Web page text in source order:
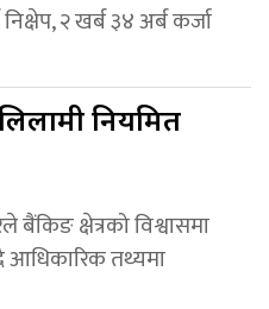
२ खर्ब ३४ अर्ब कर्जा
नियमित
बैंकिङ क्षेत्रको विश्वासमा
आधिकारिक तथ्यमा